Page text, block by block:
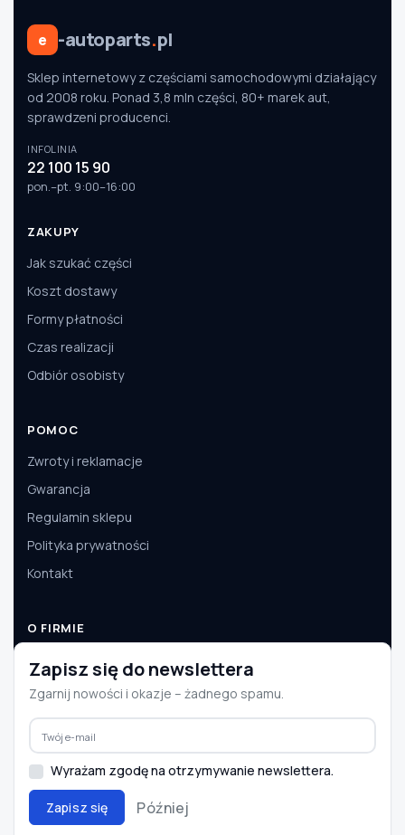
e -autoparts.pl
Sklep internetowy z częściami samochodowymi działający
od 2008 roku. Ponad 3,8 mln części, 80+ marek aut,
sprawdzeni producenci.
INFOLINIA
22 100 15 90
pon.–pt. 9:00–16:00
ZAKUPY
Jak szukać części
Koszt dostawy
Formy płatności
Czas realizacji
Odbiór osobisty
POMOC
Zwroty i reklamacje
Gwarancja
Regulamin sklepu
Polityka prywatności
Kontakt
O FIRMIE
O nas
Dane firmy
Aktualności
Współpraca B2B
© 2008–2026 e-autoparts.pl · Wszelkie prawa zastrzeżone
Zapisz się do newslettera
Zgarnij nowości i okazje – żadnego spamu.
Wyrażam zgodę na otrzymywanie newslettera.
Zapisz się Później